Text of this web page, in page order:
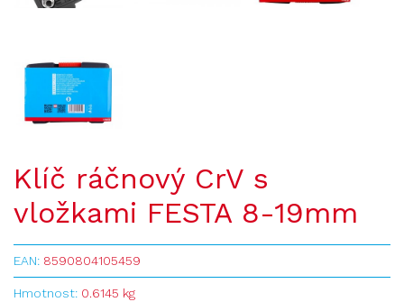
Klíč ráčnový CrV s
vložkami FESTA 8-19mm
EAN: 8590804105459
Hmotnost: 0.6145 kg